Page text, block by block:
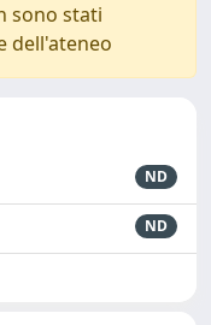
sono stati
dell'ateneo
ND
ND